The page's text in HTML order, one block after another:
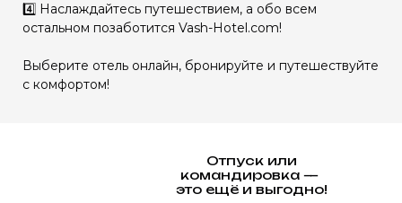
4️⃣ Наслаждайтесь путешествием, а обо всем
остальном позаботится Vash-Hotel.com!
Выберите отель онлайн, бронируйте и путешествуйте
с комфортом!
Отпуск или
командировка —
это ещё и выгодно!